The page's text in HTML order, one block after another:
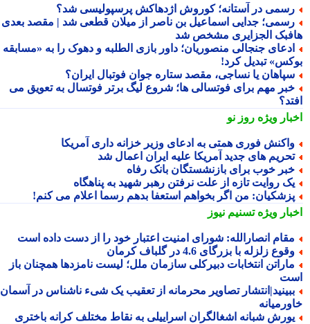
در آستانه؛ کوروش اژدهاکش پرسپولیسی شد؟
جدایی اسماعیل بن ناصر از میلان قطعی شد | مقصد بعدی
الجزایری مشخص شد
جنجالی منصوریان؛ داور بازی الطلبه و دهوک را به «مسابقه
تبدیل کرد!
یا نساجی، مقصد ستاره جوان فوتبال ایران؟
مهم برای فوتسالی ها؛ شروع لیگ برتر فوتسال به تعویق می
ویژهروز نو
فوری همتی به ادعای وزیر خزانه داری آمریکا
های جدید آمریکا علیه ایران اعمال شد
خوب برای بازنشستگان بانک رفاه
روایت تازه از علت نرفتن رهبر شهید به پناهگاه
من اگر بخواهم استعفا بدهم رسما اعلام می کنم!
ویژهتسنیم نیوز
انصارالله: شورای امنیت اعتبار خود را از دست داده است
زلزله با بزرگای 4.6 در گلباف کرمان
انتخابات دبیرکلی سازمان ملل؛ لیست نامزدها همچنان باز
تصاویر محرمانه از تعقیب یک شیء ناشناس در آسمان
شبانه اشغالگران اسراییلی به نقاط مختلف کرانه باختری